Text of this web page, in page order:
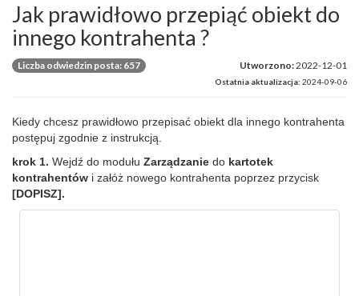
Jak prawidłowo przepiąć obiekt do
innego kontrahenta ?
Utworzono:2022-12-01
Ostatnia aktualizacja: 2024-09-06
Liczba odwiedzin posta: 657
Kiedy chcesz prawidłowo przepisać obiekt dla innego kontrahenta
postępuj zgodnie z instrukcją.
krok 1. Wejdź do modułu Zarządzanie do kartotek
kontrahentów i załóż nowego kontrahenta poprzez przycisk
[DOPISZ].